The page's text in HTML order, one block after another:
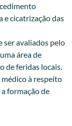
e cicatrização das
ser avaliados pelo
área de
de feridas locais.
médico à respeito
formação de